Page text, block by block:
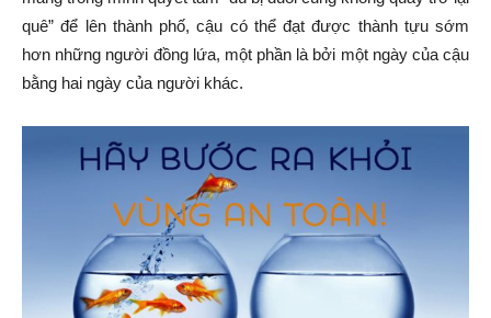
quê” để lên thành phố, cậu có thể đạt được thành tựu sớm
hơn những người đồng lứa, một phần là bởi một ngày của cậu
bằng hai ngày của người khác.